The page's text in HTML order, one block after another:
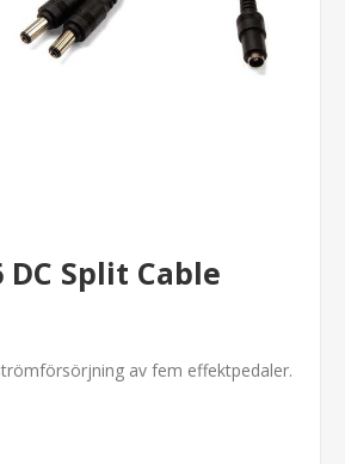
DC Split Cable
av fem effektpedaler.